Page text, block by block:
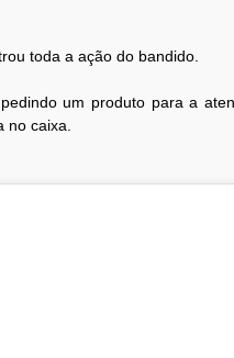
toda a ação do bandido.
um produto para a
no caixa.